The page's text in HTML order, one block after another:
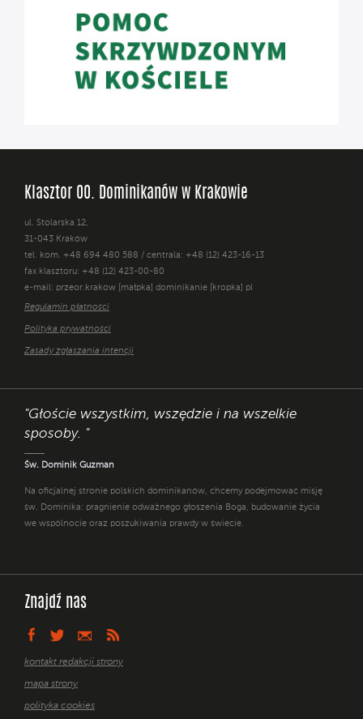
Klasztor OO. Dominikanów w Krakowie
ul. Stolarska 12,
31-043 Kraków
tel. kom. +48 694 480 588 / centrala: +48 (12) 423-16-13
fax klasztoru: +48 (12) 423-00-80
e-mail: przeor.krakow [małpka] dominikanie [kropka] pl
Regulamin płatności
Polityka prywatności
Zasady zgłaszania intencji
"Głoście wszystkim, wszędzie i na wszelkie
sposoby. "
Św. Dominik Guzman
Na oficjalnej stronie polskich dominikanów, chcemy podejmować misję
św. Dominika: pragnienie odważnego głoszenia Boga, budowanie życia
we wspólnocie oraz poszukiwania prawdy w świecie.
Znajdź nas
kontakt redakcji strony
mapa strony
polityka cookies